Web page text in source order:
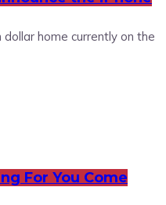
home currently on the
For You Come